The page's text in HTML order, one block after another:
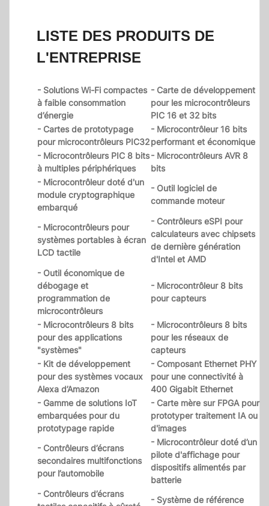
LISTE DES PRODUITS DE
L'ENTREPRISE
- Solutions Wi-Fi compactes
à faible consommation
d’énergie
- Carte de développement
pour les microcontrôleurs
PIC 16 et 32 bits
- Cartes de prototypage
pour microcontrôleurs PIC32
- Microcontrôleur 16 bits
performant et économique
- Microcontrôleurs PIC 8 bits
à multiples périphériques
- Microcontrôleurs AVR 8
bits
- Microcontrôleur doté d'un
module cryptographique
embarqué
- Outil logiciel de
commande moteur
- Microcontrôleurs pour
systèmes portables à écran
LCD tactile
- Contrôleurs eSPI pour
calculateurs avec chipsets
de dernière génération
d'Intel et AMD
- Outil économique de
débogage et
programmation de
microcontrôleurs
- Microcontrôleur 8 bits
pour capteurs
- Microcontrôleurs 8 bits
pour des applications
"systèmes"
- Microcontrôleurs 8 bits
pour les réseaux de
capteurs
- Kit de développement
pour des systèmes vocaux
Alexa d’Amazon
- Composant Ethernet PHY
pour une connectivité à
400 Gigabit Ethernet
- Gamme de solutions IoT
embarquées pour du
prototypage rapide
- Carte mère sur FPGA pour
prototyper traitement IA ou
d'images
- Contrôleurs d’écrans
secondaires multifonctions
pour l’automobile
- Microcontrôleur doté d’un
pilote d'affichage pour
dispositifs alimentés par
batterie
- Contrôleurs d’écrans
- Système de référence